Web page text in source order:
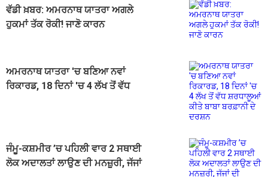
ਵੱਡੀ ਖ਼ਬਰ: ਅਮਰਨਾਥ ਯਾਤਰਾ ਅਗਲੇ
ਹੁਕਮਾਂ ਤੱਕ ਰੋਕੀ! ਜਾਣੋ ਕਾਰਨ
ਅਮਰਨਾਥ ਯਾਤਰਾ 'ਚ ਬਣਿਆ ਨਵਾਂ
ਰਿਕਾਰਡ, 18 ਦਿਨਾਂ 'ਚ 4 ਲੱਖ ਤੋਂ ਵੱਧ
ਜੰਮੂ-ਕਸ਼ਮੀਰ ’ਚ ਪਹਿਲੀ ਵਾਰ 2 ਸਥਾਈ
ਲੋਕ ਅਦਾਲਤਾਂ ਲਾਉਣ ਦੀ ਮਨਜ਼ੂਰੀ, ਜੱਜਾਂ